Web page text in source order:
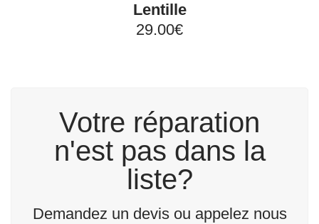
Lentille
29.00€
Votre réparation
n'est pas dans la
liste?
Demandez un devis ou appelez nous